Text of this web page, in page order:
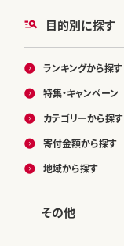
目的別に探す
ランキングから探す
特集・キャンペーン
カテゴリーから探す
寄付金額から探す
地域から探す
その他